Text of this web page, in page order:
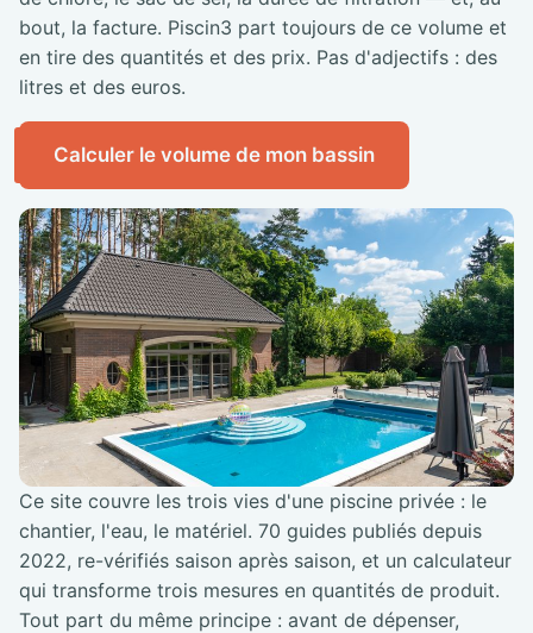
bout, la facture. Piscin3 part toujours de ce volume et
en tire des quantités et des prix. Pas d'adjectifs : des
litres et des euros.
Calculer le volume de mon bassin
Ce site couvre les trois vies d'une piscine privée : le
chantier, l'eau, le matériel. 70 guides publiés depuis
2022, re-vérifiés saison après saison, et un calculateur
qui transforme trois mesures en quantités de produit.
Tout part du même principe : avant de dépenser,